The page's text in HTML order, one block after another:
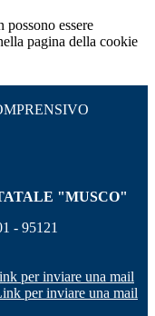
essere
pagina della cookie
"MUSCO"
- 95121
per inviare una mail
per inviare una mail